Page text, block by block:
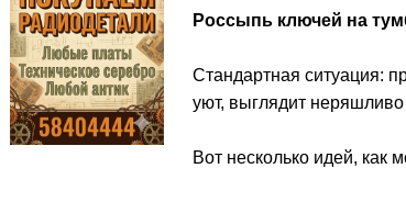
Россыпь ключей на
Стандартная ситуация:
уют, выглядит
Вот несколько идей, как